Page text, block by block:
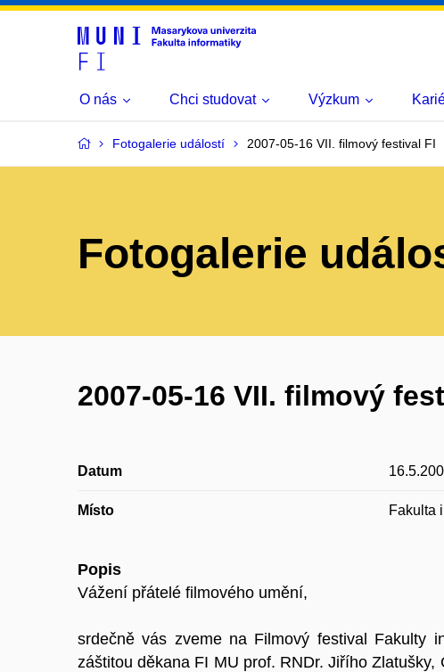
O nás Chci studovat Výzkum
Fotogalerie událostí 2007-05-16 VII. filmový festival FI
Fotogalerie
2007-05-16 VII. filmový
Datum
Místo Fakulta
Popis
Vážení přátelé filmového umění,
srdečně vás zveme na Filmový festival Fakulty
záštitou děkana FI MU prof. RNDr. Jiřího